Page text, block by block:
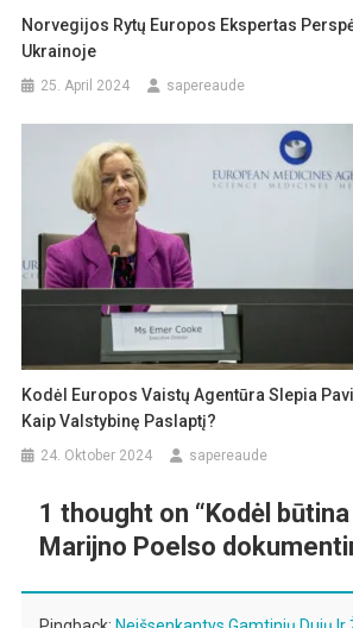
Norvegijos Rytų Europos Ekspertas
Ukrainoje
25. April 2024 sapereaude
Kodėl Europos Vaistų Agentūra Slepia
Kaip Valstybinę Paslaptį?
24. Oktober 2024 sapereaude
1 thought on “Kodėl
Marijno Poelso